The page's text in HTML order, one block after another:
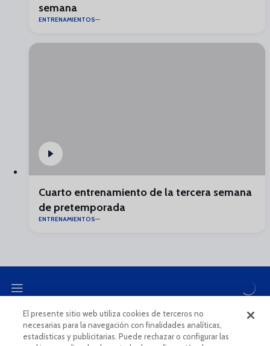
semana
ENTRENAMIENTOS
Cuarto entrenamiento de la tercera semana
de pretemporada
ENTRENAMIENTOS
CANAL ÉTICO
El presente sitio web utiliza cookies de terceros no
necesarias para la navegación con finalidades analíticas,
estadísticas y publicitarias. Puede rechazar o configurar las